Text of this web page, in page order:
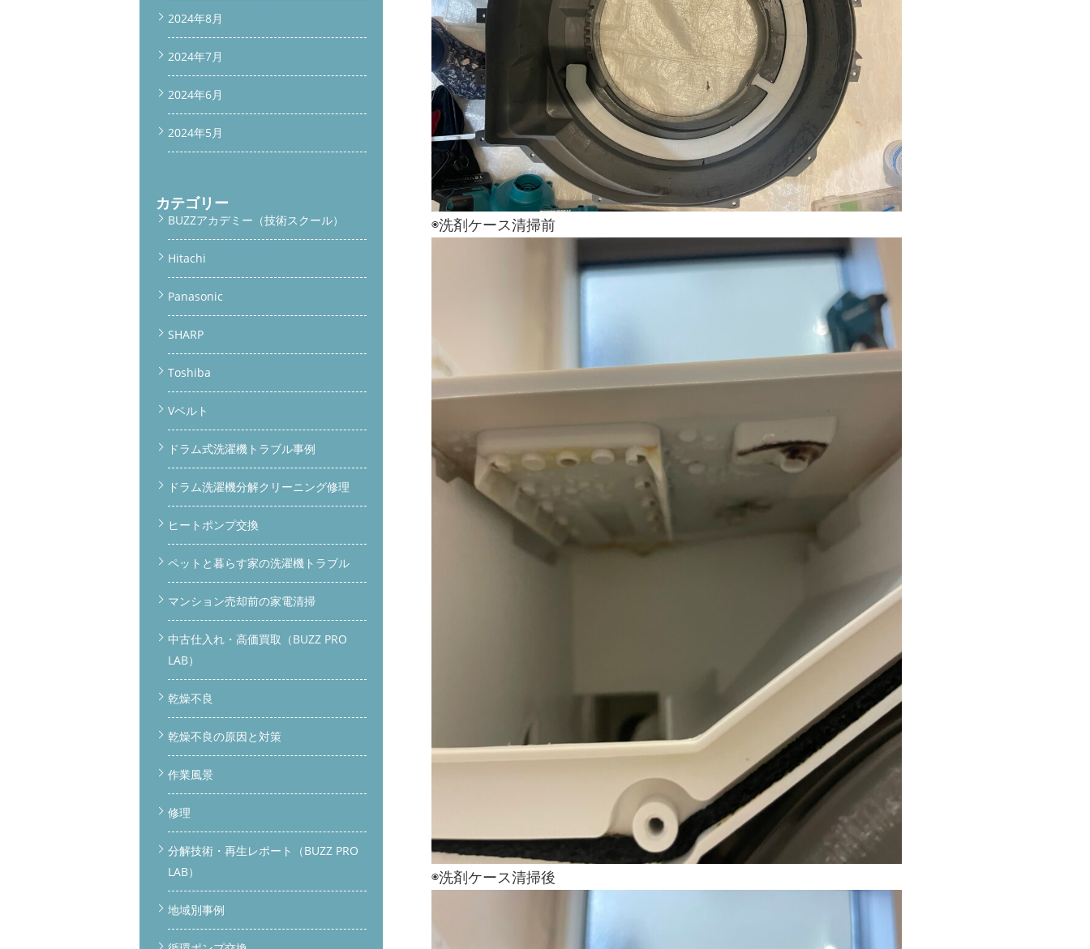
◉洗剤ケース清掃前
◉洗剤ケース清掃後
2024年8月
2024年7月
2024年6月
2024年5月
カテゴリー
BUZZアカデミー（技術スクール）
Hitachi
Panasonic
SHARP
Toshiba
Vベルト
ドラム式洗濯機トラブル事例
ドラム洗濯機分解クリーニング修理
ヒートポンプ交換
ペットと暮らす家の洗濯機トラブル
マンション売却前の家電清掃
中古仕入れ・高価買取（BUZZ PRO
LAB）
乾燥不良
乾燥不良の原因と対策
作業風景
修理
分解技術・再生レポート（BUZZ PRO
LAB）
地域別事例